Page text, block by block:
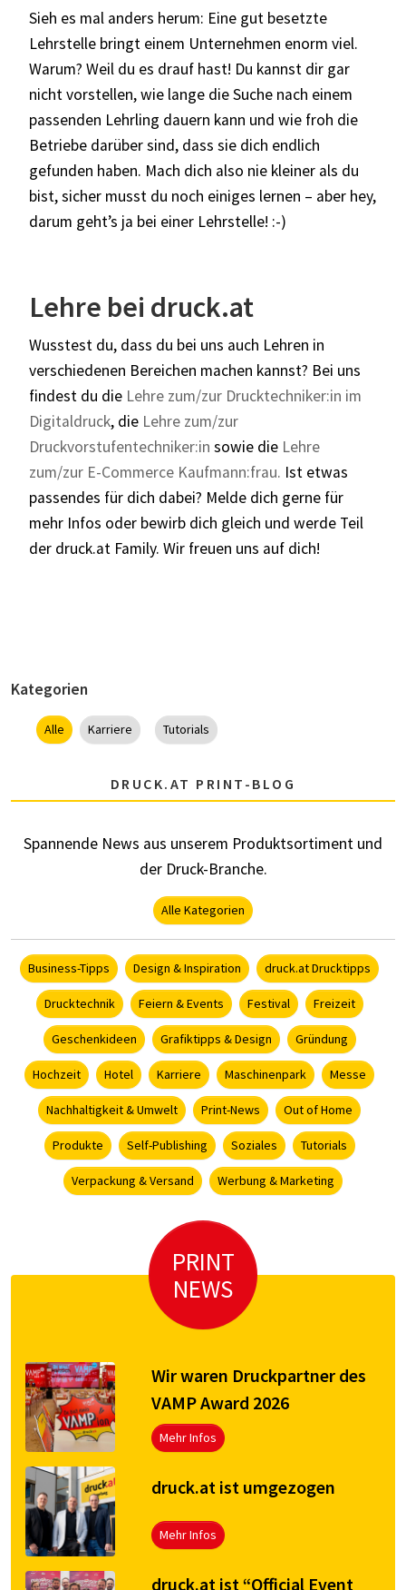
Sieh es mal anders herum: Eine gut besetzte
Lehrstelle bringt einem Unternehmen enorm viel.
Warum? Weil du es drauf hast! Du kannst dir gar
nicht vorstellen, wie lange die Suche nach einem
passenden Lehrling dauern kann und wie froh die
Betriebe darüber sind, dass sie dich endlich
gefunden haben. Mach dich also nie kleiner als du
bist, sicher musst du noch einiges lernen – aber hey,
darum geht’s ja bei einer Lehrstelle! :-)
Lehre bei druck.at
Wusstest du, dass du bei uns auch Lehren in
verschiedenen Bereichen machen kannst? Bei uns
findest du die Lehre zum/zur Drucktechniker:in im
Digitaldruck, die Lehre zum/zur
Druckvorstufentechniker:in sowie die Lehre
zum/zur E-Commerce Kaufmann:frau. Ist etwas
passendes für dich dabei? Melde dich gerne für
mehr Infos oder bewirb dich gleich und werde Teil
der druck.at Family. Wir freuen uns auf dich!
Kategorien
Alle Karriere Tutorials
DRUCK.AT PRINT-BLOG
Spannende News aus unserem Produktsortiment und
der Druck-Branche.
Alle Kategorien
Business-Tipps Design & Inspiration druck.at Drucktipps
Drucktechnik Feiern & Events Festival Freizeit
Geschenkideen Grafiktipps & Design Gründung
Hochzeit Hotel Karriere Maschinenpark Messe
Nachhaltigkeit & Umwelt Print-News Out of Home
Produkte Self-Publishing Soziales Tutorials
Verpackung & Versand Werbung & Marketing
PRINT
NEWS
Wir waren Druckpartner des
VAMP Award 2026
Mehr Infos
druck.at ist umgezogen
Mehr Infos
druck.at ist “Official Event